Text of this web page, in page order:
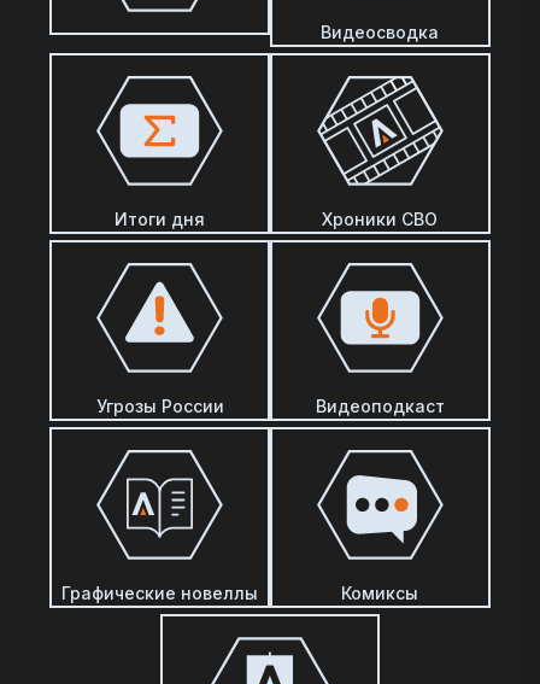
Видеосводка
Итоги дня Хроники СВО
Угрозы России Видеоподкаст
Графические новеллы Комиксы